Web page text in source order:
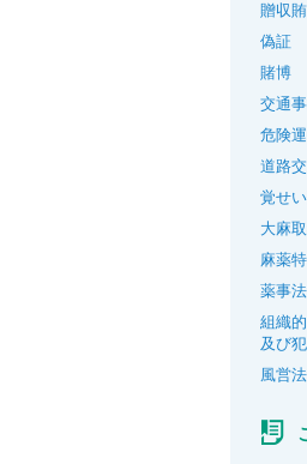
贈収賄
偽証
賭博
交通
危険
道路
覚せ
大麻
麻薬
薬事
組織
及び
風営